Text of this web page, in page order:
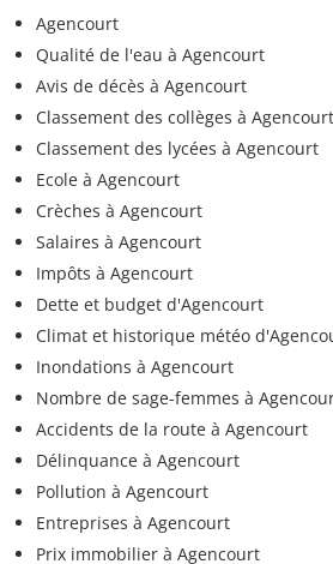
Agencourt
Qualité de l'eau à Agencourt
Avis de décès à Agencourt
Classement des collèges à Agencourt
Classement des lycées à Agencourt
Ecole à Agencourt
Crèches à Agencourt
Salaires à Agencourt
Impôts à Agencourt
Dette et budget d'Agencourt
Climat et historique météo
Inondations à Agencourt
Nombre de sage-femmes à
Accidents de la route à Agencourt
Délinquance à Agencourt
Pollution à Agencourt
Entreprises à Agencourt
Prix immobilier à Agencourt